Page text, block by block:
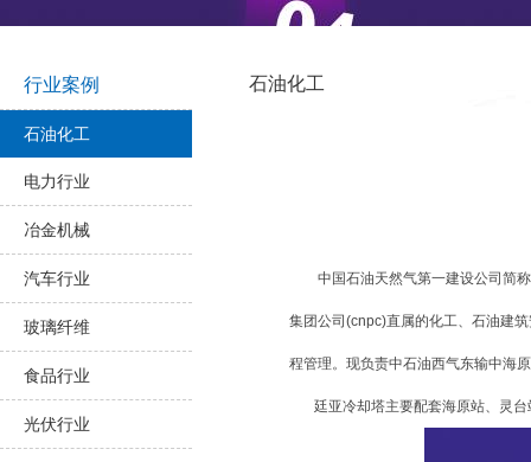
行业案例
石油化工
电力行业
冶金机械
汽车行业
玻璃纤维
食品行业
光伏行业
石油化工
中国石油天然气第一建设公司简称
集团公司(cnpc)直属的化工、石油建
程管理。现负责中石油西气东输中海
廷亚冷却塔主要配套海原站、灵台